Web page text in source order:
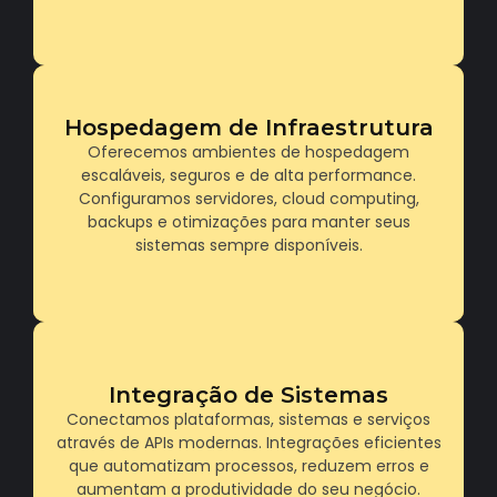
Hospedagem de Infraestrutura
Oferecemos ambientes de hospedagem
escaláveis, seguros e de alta performance.
Configuramos servidores, cloud computing,
backups e otimizações para manter seus
sistemas sempre disponíveis.
Estruturamos ambientes de hospedagem
confiáveis, escaláveis e prontos para alto
desempenho. Sua empresa ganha estabilidade,
segurança, velocidade e suporte especializado
para operar sem interrupções.
Integração de Sistemas
Conectamos plataformas, sistemas e serviços
através de APIs modernas. Integrações eficientes
que automatizam processos, reduzem erros e
aumentam a produtividade do seu negócio.
Desenvolvemos integrações personalizadas
entre ERPs, CRMs, gateways de pagamento, e-
commerce, bancos de dados e serviços
externos. Utilizamos APIs REST, Webhooks e
microserviços para garantir comunicação rápida,
segura e confiável entre sistemas. Otimizamos